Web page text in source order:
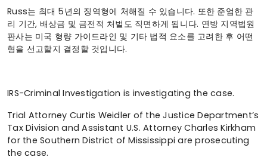
Russ는 최대 5년의 징역형에 처해질 수 있습니다. 또한 준엄한 관
리 기간, 배상금 및 금전적 처벌도 직면하게 됩니다. 연방 지역법원
판사는 미국 형량 가이드라인 및 기타 법적 요소를 고려한 후 어떤
형을 선고할지 결정할 것입니다.
IRS-Criminal Investigation is investigating the case.
Trial Attorney Curtis Weidler of the Justice Department’s
Tax Division and Assistant U.S. Attorney Charles Kirkham
for the Southern District of Mississippi are prosecuting
the case.